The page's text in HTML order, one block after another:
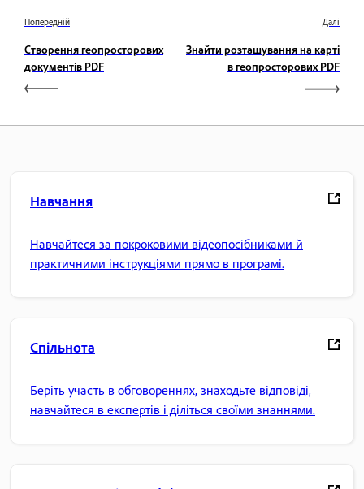
Попередній
Створення геопросторових
документів PDF
Далі
Знайти розташування на карті
в геопросторових PDF
Навчання
Навчайтеся за покроковими відеопосібниками й
практичними інструкціями прямо в програмі.
Спільнота
Беріть участь в обговореннях, знаходьте відповіді,
навчайтеся в експертів і діліться своїми знаннями.